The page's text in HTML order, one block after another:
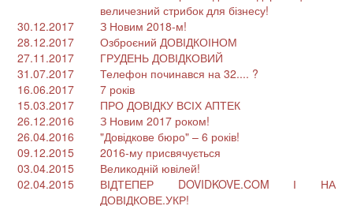
величезний стрибок для бізнесу!
30.12.2017
З Новим 2018-м!
28.12.2017
Озброєний ДОВІДКОІНОМ
27.11.2017
ГРУДЕНЬ ДОВІДКОВИЙ
31.07.2017
Телефон починався на 32.... ?
16.06.2017
7 років
15.03.2017
ПРО ДОВІДКУ ВСІХ АПТЕК
26.12.2016
З Новим 2017 роком!
26.04.2016
"Довідкове бюро" – 6 років!
09.12.2015
2016-му присвячується
03.04.2015
Великодній ювілей!
02.04.2015
ВІДТЕПЕР DOVIDKOVE.COM І НА
ДОВІДКОВЕ.УКР!